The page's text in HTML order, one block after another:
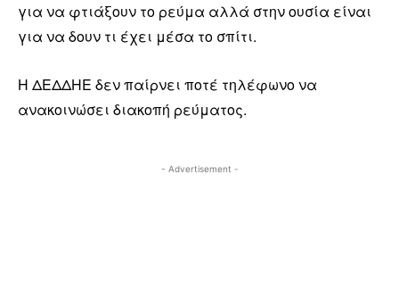
για να φτιάξουν το ρεύμα αλλά στην ουσία είναι
για να δουν τι έχει μέσα το σπίτι.
Η ΔΕΔΔΗΕ δεν παίρνει ποτέ τηλέφωνο να
ανακοινώσει διακοπή ρεύματος.
- Advertisement -